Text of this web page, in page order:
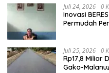
Juli 24, 2026 0
Inovasi
Permudah
Juli 25, 2026 0
Rp17,8 Miliar
Gako-